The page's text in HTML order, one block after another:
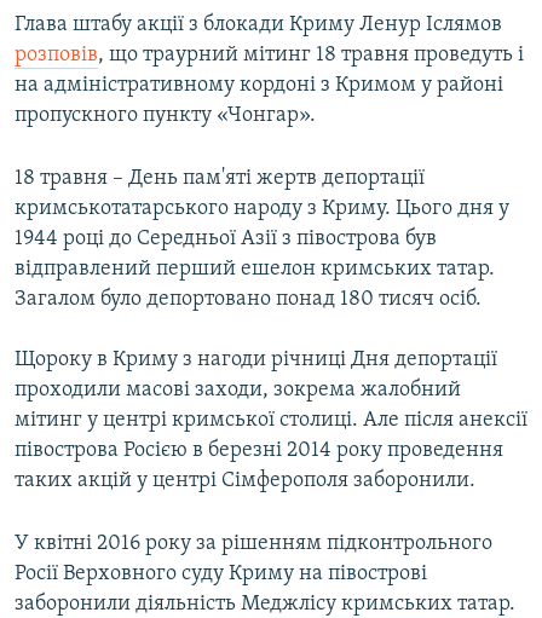
Глава штабу акції з блокади Криму Ленур Іслямов
розповів, що траурний мітинг 18 травня проведуть і
на адміністративному кордоні з Кримом у районі
пропускного пункту «Чонгар».
18 травня – День пам'яті жертв депортації
кримськотатарського народу з Криму. Цього дня у
1944 році до Середньої Азії з півострова був
відправлений перший ешелон кримських татар.
Загалом було депортовано понад 180 тисяч осіб.
Щороку в Криму з нагоди річниці Дня депортації
проходили масові заходи, зокрема жалобний
мітинг у центрі кримської столиці. Але після анексії
півострова Росією в березні 2014 року проведення
таких акцій у центрі Сімферополя заборонили.
У квітні 2016 року за рішенням підконтрольного
Росії Верховного суду Криму на півострові
заборонили діяльність Меджлісу кримських татар.